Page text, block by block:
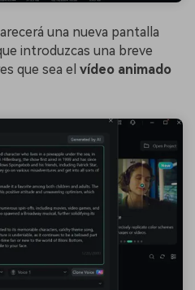
una nueva pantalla
introduzcas una breve
que sea el vídeo animado